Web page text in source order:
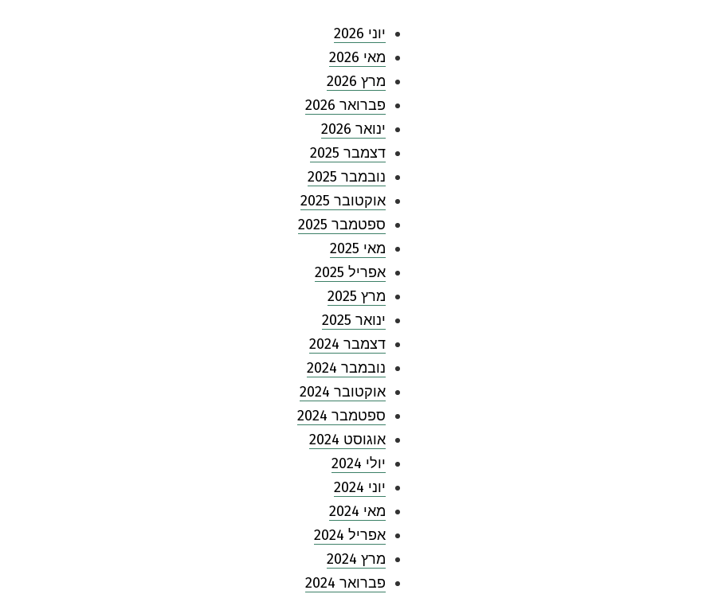
יוני 2026
מאי 2026
מרץ 2026
פברואר 2026
ינואר 2026
דצמבר 2025
נובמבר 2025
אוקטובר 2025
ספטמבר 2025
מאי 2025
אפריל 2025
מרץ 2025
ינואר 2025
דצמבר 2024
נובמבר 2024
אוקטובר 2024
ספטמבר 2024
אוגוסט 2024
יולי 2024
יוני 2024
מאי 2024
אפריל 2024
מרץ 2024
פברואר 2024